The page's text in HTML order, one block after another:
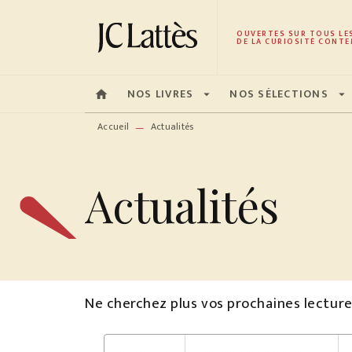
MENU RECHERCHE CONTENU
OUVERTES SUR TOUS
DE LA CURIOSITÉ
home NOS LIVRES arrow_drop_down NOS SÉLECTIONS arrow_drop_down
Accueil — Actualités
Actualités
Ne cherchez plus vos prochaines